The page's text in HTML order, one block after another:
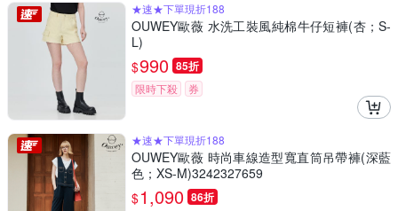
★速★下單現折188
OUWEY歐薇 水洗工裝風純棉牛仔短褲(杏；S-
L)
$990 85折
限時下殺 券
★速★下單現折188
OUWEY歐薇 時尚車線造型寬直筒吊帶褲(深藍
色；XS-M)3242327659
$1,090 86折